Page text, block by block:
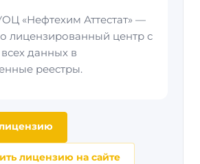
«Нефтехим Аттестат» —
лицензированный центр с
данных в
реестры.
лицензию на сайте